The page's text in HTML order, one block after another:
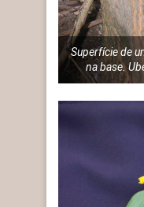
Superfície de
na base.